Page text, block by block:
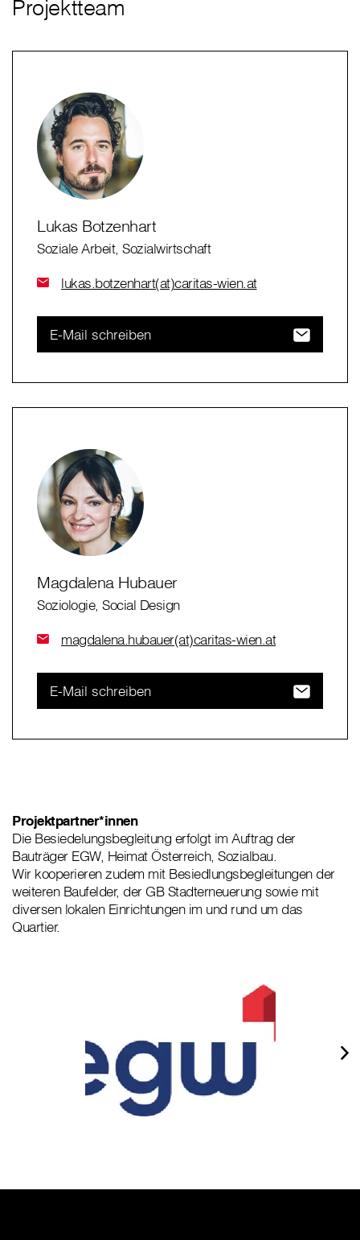
Projektteam
Lukas Botzenhart
Soziale Arbeit, Sozialwirtschaft
lukas.botzenhart(at)caritas-wien.at
E-Mail schreiben
Magdalena Hubauer
Soziologie, Social Design
magdalena.hubauer(at)caritas-wien.at
E-Mail schreiben
Projektpartner*innen
Die Besiedelungsbegleitung erfolgt im Auftrag der
Bauträger EGW, Heimat Österreich, Sozialbau.
Wir kooperieren zudem mit Besiedlungsbegleitungen der
weiteren Baufelder, der GB Stadterneuerung sowie mit
diversen lokalen Einrichtungen im und rund um das
Quartier.